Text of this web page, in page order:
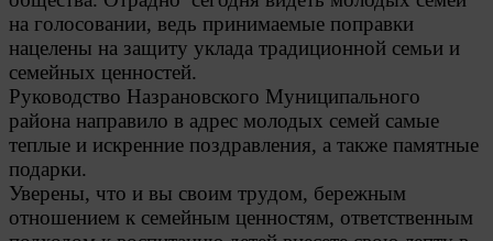
на голосовании, ведь принимаемые поправки
нацелены на защиту уклада традиционной семьи и
семейных ценностей.
Руководство Назрановского Муниципального
района направило в адрес молодых семей самые
теплые и искренние поздравления, а также памятные
подарки.
Уверены, что и вы своим трудом, бережным
отношением к семейным ценностям, ответственным